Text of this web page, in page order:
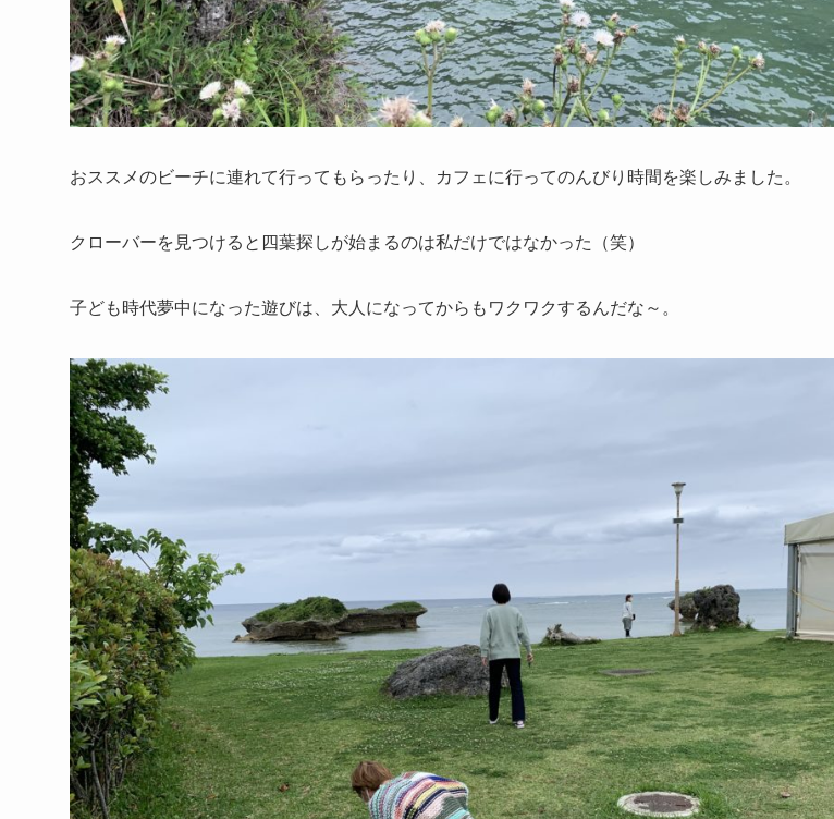
おススメのビーチに連れて行ってもらったり、カフェに行ってのんびり時間を楽しみました。
クローバーを見つけると四葉探しが始まるのは私だけではなかった（笑）
子ども時代夢中になった遊びは、大人になってからもワクワクするんだな～。